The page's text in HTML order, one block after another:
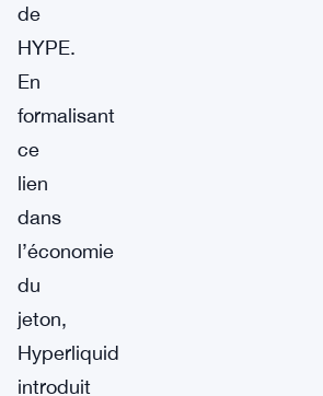
de
HYPE.
En
formalisant
ce
lien
dans
l’économie
du
jeton,
Hyperliquid
introduit